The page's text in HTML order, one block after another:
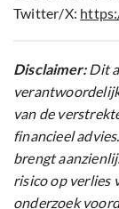
Twitter/X:
Disclaimer:Dit
van de
financieel
brengt
risico op verlies
onderzoek